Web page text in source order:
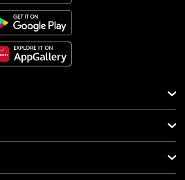
หน้าปลาหมึก รังแกผู้หญิง
มหักไม่ยอมงอ เรื่องมันจะบานปลาย